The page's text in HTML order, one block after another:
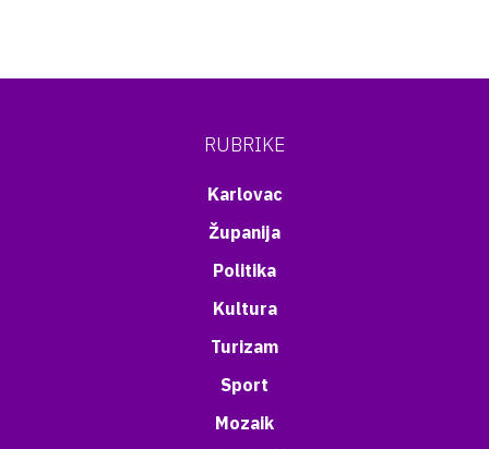
RUBRIKE
Karlovac
Županija
Politika
Kultura
Turizam
Sport
Mozaik